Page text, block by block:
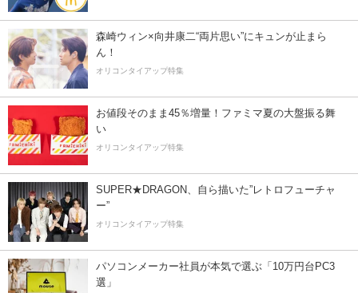
森崎ウィン×向井康二“両片思い”にキュンが止まら
ん！
オリコンタイアップ特集
お値段そのまま45％増量！ファミマ夏の大盤振る舞
い
オリコンタイアップ特集
SUPER★DRAGON、自ら描いた”レトロフューチャ
ー”
オリコンタイアップ特集
パソコンメーカー社員が本気で選ぶ「10万円台PC3
選」